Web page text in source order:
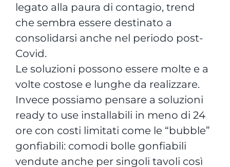
legato alla paura di contagio, trend
che sembra essere destinato a
consolidarsi anche nel periodo post-
Covid.
Le soluzioni possono essere molte e a
volte costose e lunghe da realizzare.
Invece possiamo pensare a soluzioni
ready to use installabili in meno di 24
ore con costi limitati come le “bubble”
gonfiabili: comodi bolle gonfiabili
vendute anche per singoli tavoli così